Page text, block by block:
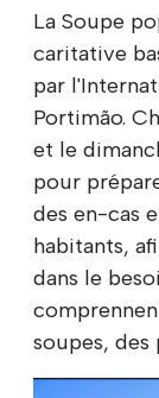
La Soupe
caritative
par
Portimão.
et le
pour
des en-cas
habitants,
dans le
soupes, des